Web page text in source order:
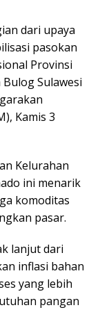
dari upaya
pasokan
Provinsi
Sulawesi
Kamis 3
Kelurahan
ini menarik
komoditas
pasar.
lanjut dari
inflasi bahan
yang lebih
pangan